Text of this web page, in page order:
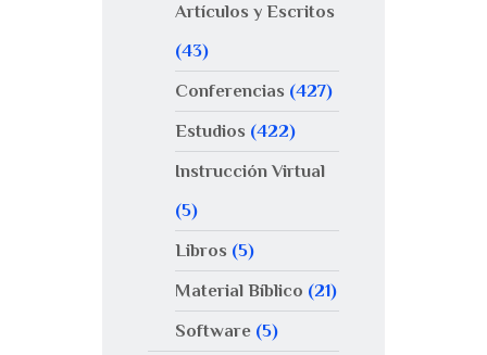
Artículos y Escritos
(43)
Conferencias (427)
Estudios (422)
Instrucción Virtual
(5)
Libros (5)
Material Bíblico (21)
Software(5)